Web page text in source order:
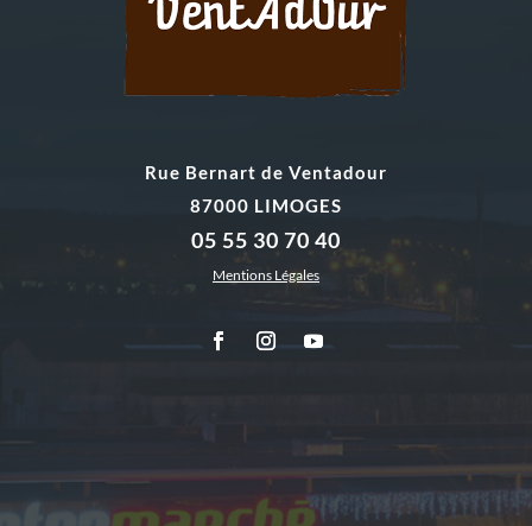
Rue Bernart de Ventadour
87000 LIMOGES
05 55 30 70 40
Mentions Légales